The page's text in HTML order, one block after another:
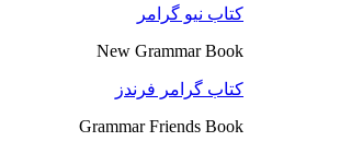
کتاب نیو گرامر
New Grammar Book
کتاب گرامر فرندز
Grammar Friends Book